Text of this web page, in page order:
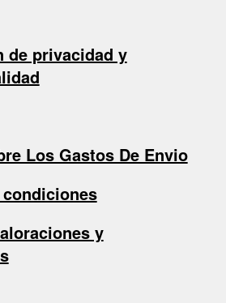
de privacidad y
Los Gastos De Envio
y